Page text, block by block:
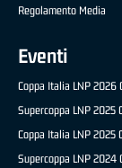
Regolamento Media
Eventi
Coppa Italia LNP 2026
Supercoppa LNP 2025
Coppa Italia LNP 2025
Supercoppa LNP 2024